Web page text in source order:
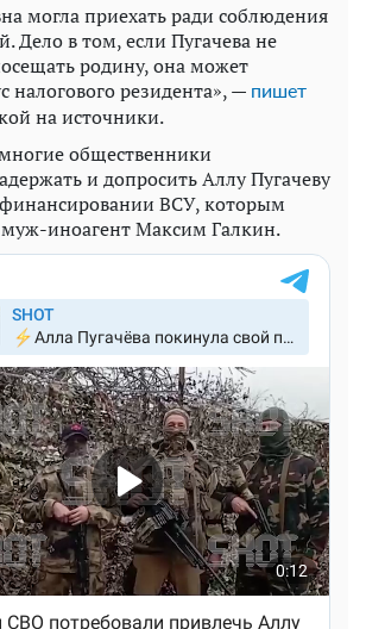
могла приехать ради соблюдения
Дело в том, если Пугачева не
родину, она может
налогового резидента», — пишет
на источники.
общественники
и допросить Аллу Пугачеву
финансировании ВСУ, которым
муж-иноагент Максим Галкин.